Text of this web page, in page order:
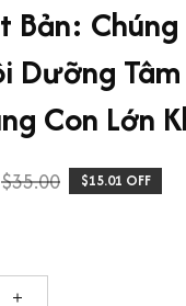
Bản:
Dưỡng
Con Lớn
$35.00 $15.01 OFF